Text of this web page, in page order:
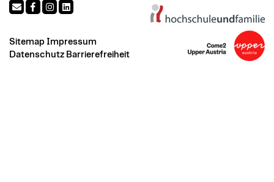
Sitemap Impressum
Datenschutz Barrierefreiheit